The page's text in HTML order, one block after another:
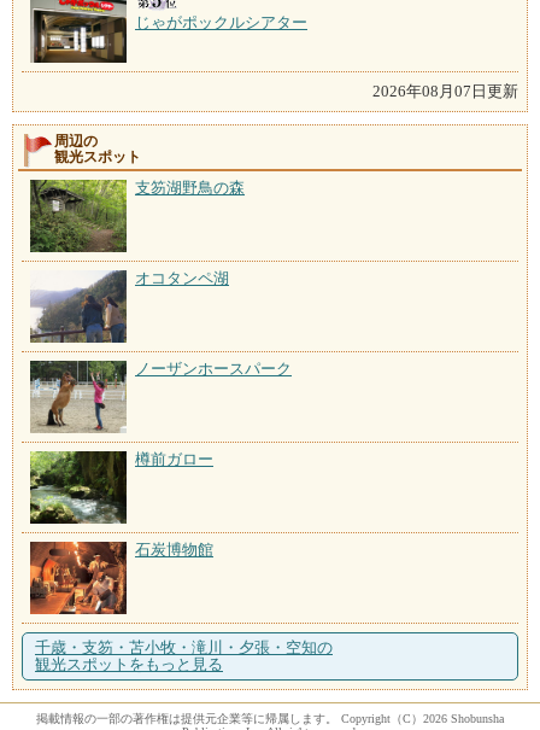
じゃがポックルシアター
2026年08月07日更新
周辺の
観光スポット
支笏湖野鳥の森
オコタンペ湖
ノーザンホースパーク
樽前ガロー
石炭博物館
千歳・支笏・苫小牧・滝川・夕張・空知の
観光スポットをもっと見る
掲載情報の一部の著作権は提供元企業等に帰属します。 Copyright（C）2026 Shobunsha